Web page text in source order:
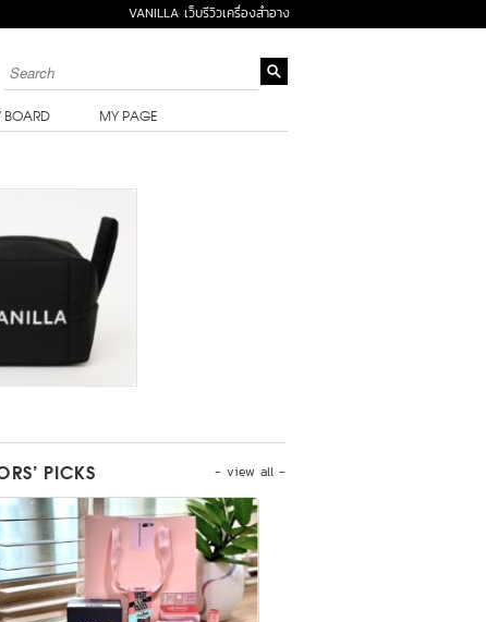
VANILLA เว็บรีวิวเครื่องสำอาง
BOARD MY PAGE
- view all -
PICKS